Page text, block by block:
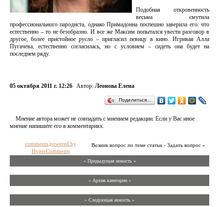
Подобная откровенность
весьма смутила
профессионального пародиста, однако Примадонна поспешно заверила его: что
естественно – то не безобразно. И все же Максим попытался увести разговор в
другое, более пристойное русло – пригласил певицу в кино. Игривая Алла
Пугачева, естественно согласилась, но с условием – сидеть она будет на
последнем ряду.
05 октября 2011 г. 12:26 Автор: Леонова Елена
Поделиться…
Мнение автора может не совпадать с мнением редакции. Если у Вас иное
мнение напишите его в комментариях.
Возник вопрос по теме статьи - Задать вопрос »
comments powered by
HyperComments
« Предыдущая новость «
» Архив категории «
» Следующая новость »